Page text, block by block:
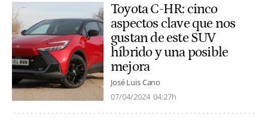
Toyota C-HR: cinco
aspectos clave que nos
gustan de este SUV
híbrido y una posible
mejora
José Luis Cano
07/04/2024 04:27h